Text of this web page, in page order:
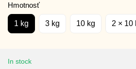
Hmotnosť
1 kg 3 kg 10 kg 2 × 10
In stock